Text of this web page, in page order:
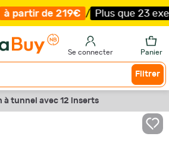
de 219€ / Plus que 23
Se connecter Panier
Filtrer
à tunnel avec 12 inserts